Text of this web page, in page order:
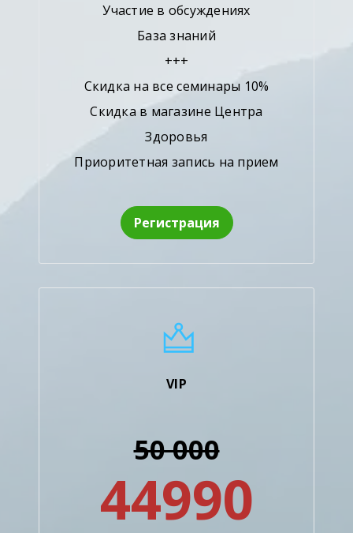
Участие в обсуждениях
База знаний
+++
Скидка на все семинары 10%
Скидка в магазине Центра
Здоровья
Приоритетная запись на прием
Регистрация
VIP
50 000
44990